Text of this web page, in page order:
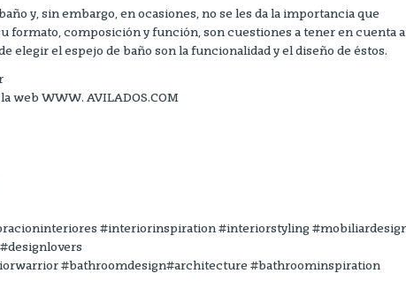
y, sin embargo, en ocasiones, no se les da la importancia que
formato, composición y función, son cuestiones a tener en cuenta
elegir el espejo de baño son la funcionalidad y el diseño de éstos.
web WWW. AVILADOS.COM
#interiorinspiration #interiorstyling
#bathroomdesign#architecture #bathroominspiration